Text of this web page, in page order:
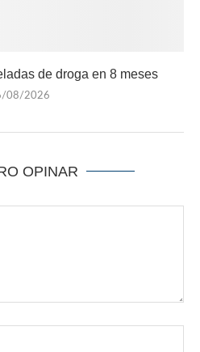
de droga en 8 meses
08/2026
OPINAR